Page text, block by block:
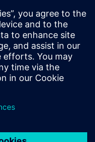
in die "My Plan"